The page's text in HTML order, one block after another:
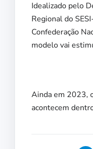
Idealizado pelo
Regional do
Confederação
modelo vai
Ainda em 2023,
acontecem